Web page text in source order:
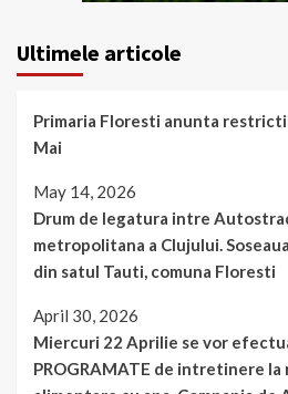
Ultimele articole
Primaria Floresti anunta
Mai
May 14, 2026
Drum de legatura intre
metropolitana a Clujului.
din satul Tauti, comuna Floresti
April 30, 2026
Miercuri 22 Aprilie se vor
PROGRAMATE de intretinere